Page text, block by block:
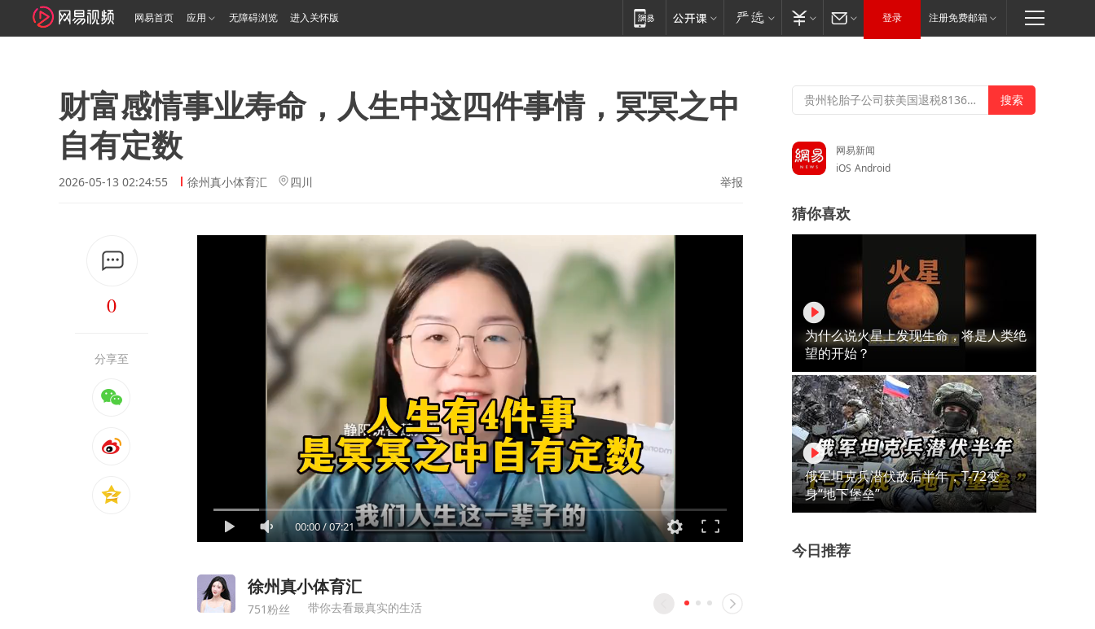
网易首页 应用 无障碍浏览 进入关怀版 登录 注册免费邮箱
财富感情事业寿命，人生中这四件事情，冥冥之中
自有定数
2026-05-13 02:24:55 徐州真小体育汇 四川 举报
0
分享至
00:00/07:21
徐州真小体育汇
751粉丝 带你去看最真实的生活
网易新闻
iOS Android
猜你喜欢
为什么说火星上发现生命，将是人类绝
望的开始？
俄军坦克兵潜伏敌后半年，T-72变
身“地下堡垒”
今日推荐